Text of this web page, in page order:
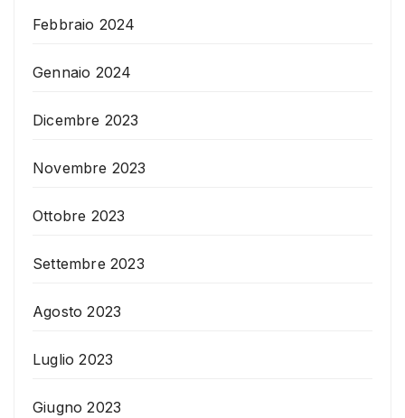
Febbraio 2024
Gennaio 2024
Dicembre 2023
Novembre 2023
Ottobre 2023
Settembre 2023
Agosto 2023
Luglio 2023
Giugno 2023